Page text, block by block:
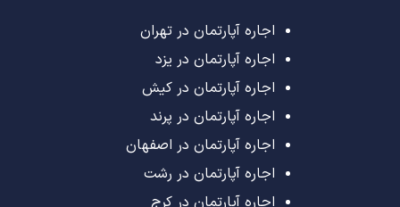
اجاره آپارتمان در تهران
اجاره آپارتمان در یزد
اجاره آپارتمان در کیش
اجاره آپارتمان در پرند
اجاره آپارتمان در اصفهان
اجاره آپارتمان در رشت
اجاره آپارتمان در کرج